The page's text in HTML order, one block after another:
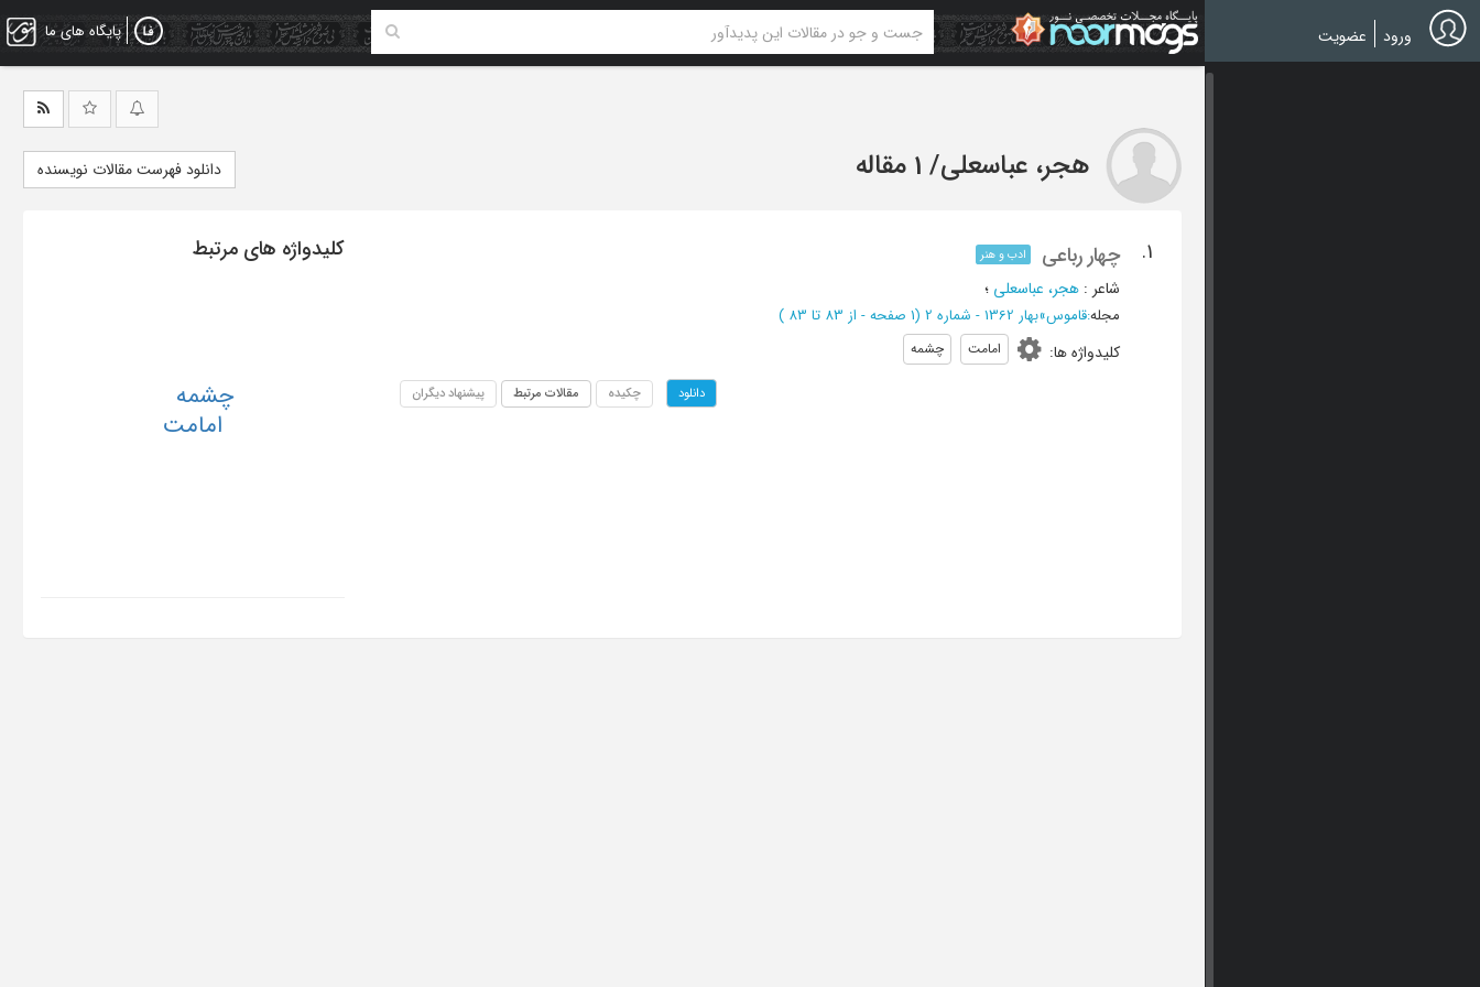
Skip
to
main
پایگاه های ما ورود عضویت
هجر، عباسعلی/ 1 مقاله دانلود فهرست مقالات نویسنده
1. چهار رباعی ادب و هنر
شاعر : هجر، عباسعلی ؛
مجله:قاموس»بهار 1362 - شماره 2 (‎1 صفحه - از 83 تا 83 )
کلیدواژه ها: امامت چشمه
دانلود چکیده مقالات مرتبط پیشنهاد دیگران
کلیدواژه های مرتبط
امامت
چشمه